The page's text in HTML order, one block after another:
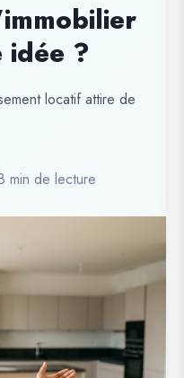
idée ?
locatif attire de
min de lecture